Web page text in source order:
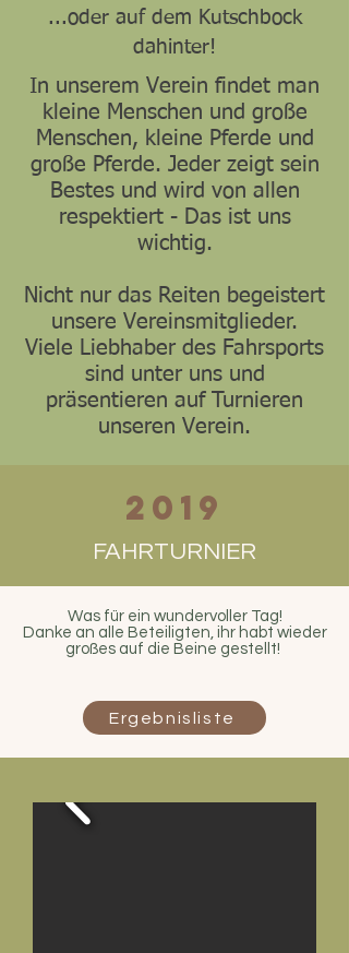
...oder auf dem Kutschbock
dahinter!
In unserem Verein findet man
kleine Menschen und große
Menschen, kleine Pferde und
große Pferde. Jeder zeigt sein
Bestes und wird von allen
respektiert - Das ist uns
wichtig.
Nicht nur das Reiten begeistert
unsere Vereinsmitglieder.
Viele Liebhaber des Fahrsports
sind unter uns und
präsentieren auf Turnieren
unseren Verein.
Kutsche: Jeder, der das Pferd
2019
FAHRTURNIER
Was für ein wundervoller Tag!
Danke an alle Beteiligten, ihr habt wieder
großes auf die Beine gestellt!
Ergebnisliste